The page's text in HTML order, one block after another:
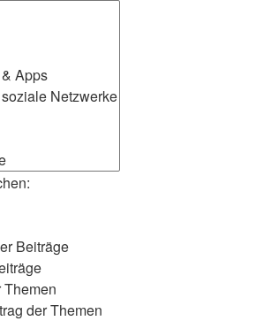
Beiträge
Themen
der Themen